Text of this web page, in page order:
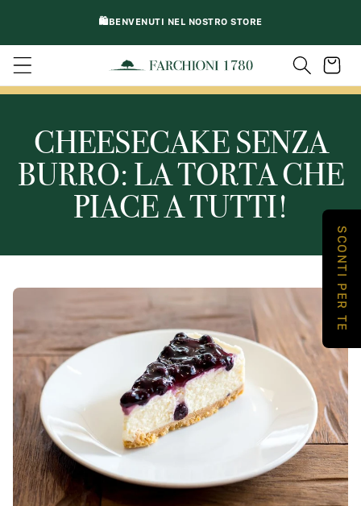
🛍️BENVENUTI NEL NOSTRO STORE
Carrello
CHEESECAKE SENZA
BURRO: LA TORTA CHE
PIACE A TUTTI!
SCONTI PER TE